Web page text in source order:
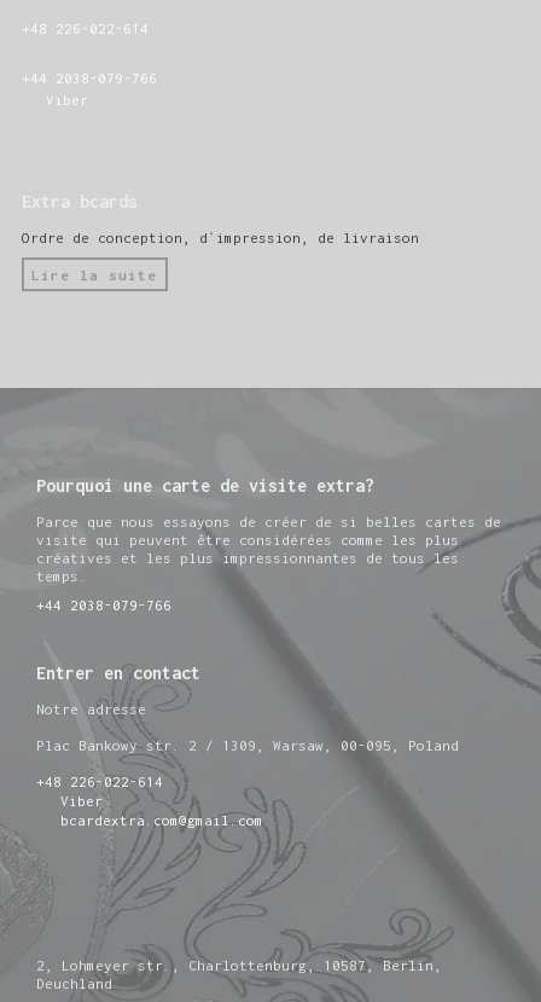
+48 226-022-614
+44 2038-079-766
Viber
Extra bcards
Ordre de conception, d`impression, de livraison
Lire la suite
Pourquoi une carte de visite extra?
Parce que nous essayons de créer de si belles cartes de
visite qui peuvent être considérées comme les plus
créatives et les plus impressionnantes de tous les
temps.
+44 2038-079-766
Entrer en contact
Notre adresse
Plac Bankowy str. 2 / 1309, Warsaw, 00-095, Poland
+48 226-022-614
Viber
bcardextra.com@gmail.com
2, Lohmeyer str., Charlottenburg, 10587, Berlin,
Deuchland